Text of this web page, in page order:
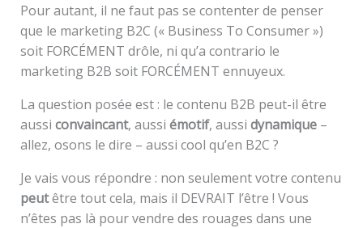
Pour autant, il ne faut pas se contenter de penser
que le marketing B2C (« Business To Consumer »)
soit FORCÉMENT drôle, ni qu’a contrario le
marketing B2B soit FORCÉMENT ennuyeux.
La question posée est : le contenu B2B peut-il être
aussi convaincant, aussi émotif, aussi dynamique–
allez, osons le dire – aussi cool qu’en B2C ?
Je vais vous répondre : non seulement votre contenu
peutêtre tout cela, mais il DEVRAIT l’être ! Vous
n’êtes pas là pour vendre des rouages dans une